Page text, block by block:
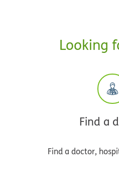
Looking
Find a
Find a doctor,